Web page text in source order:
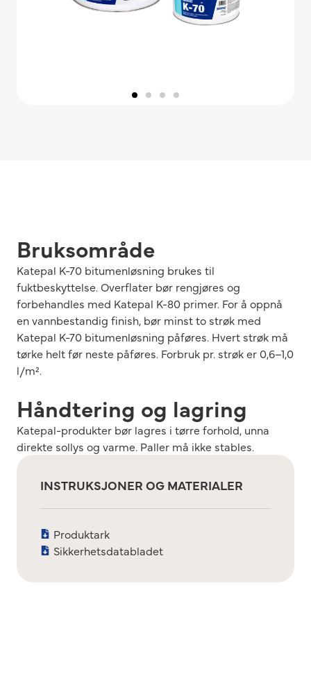
INSTRUKSJONER OG MATERIALER
Produktark
Sikkerhetsdatabladet
Bruksområde
Katepal K-70 bitumenløsning brukes til
fuktbeskyttelse. Overflater bør rengjøres og
forbehandles med Katepal K-80 primer. For å oppnå
en vannbestandig finish, bør minst to strøk med
Katepal K-70 bitumenløsning påføres. Hvert strøk må
tørke helt før neste påføres. Forbruk pr. strøk er 0,6–1,0
l/m².
Håndtering og lagring
Katepal-produkter bør lagres i tørre forhold, unna
direkte sollys og varme. Paller må ikke stables.